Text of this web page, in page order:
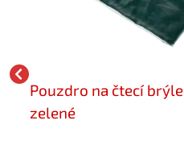
Pouzdro na čtecí brýle
zelené